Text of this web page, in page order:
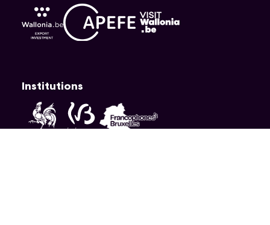
AWEX
Visit Wallonia
Institutions
Wallonie Fédération Wallonie-Bruxelles
Cocof